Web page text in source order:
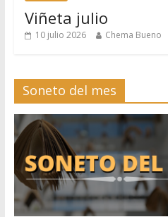
Viñeta julio
10 julio 2026 Chema Bueno
Soneto del mes